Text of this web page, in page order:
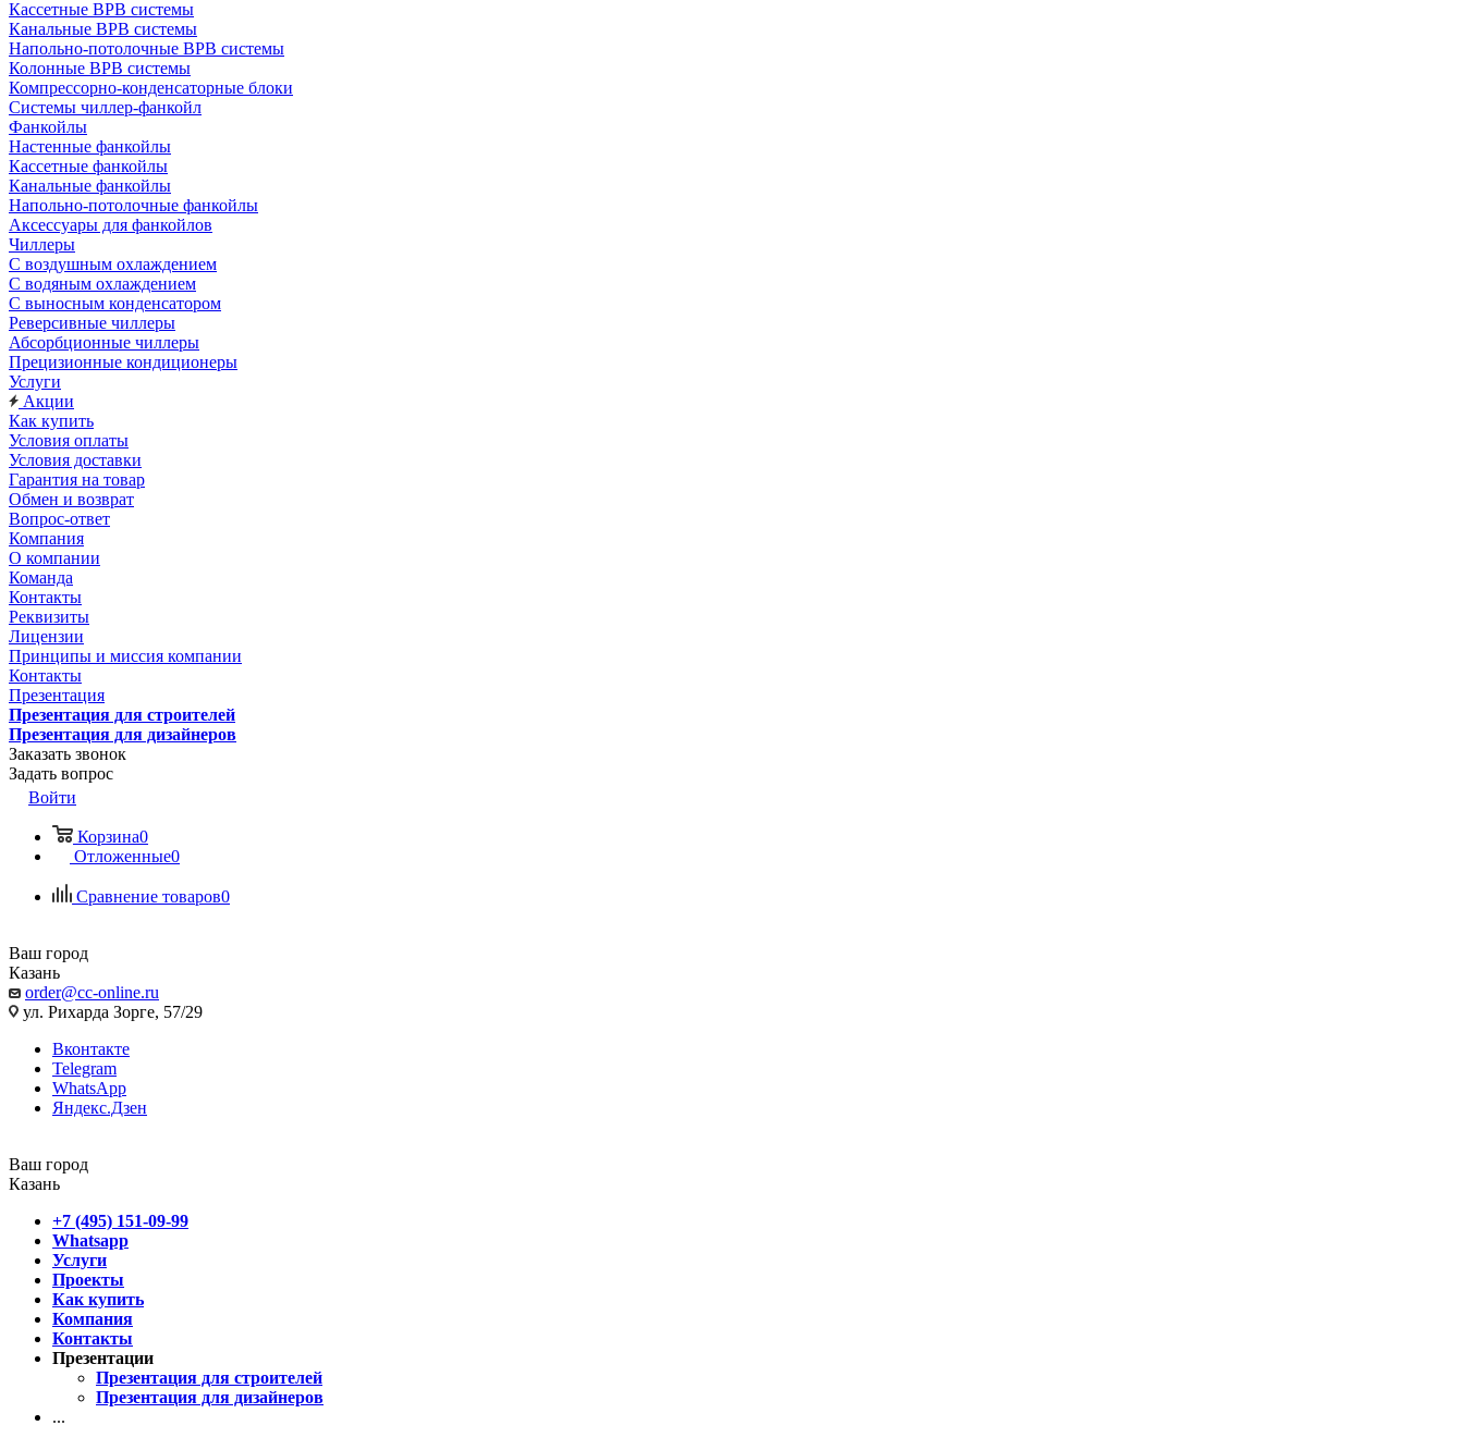
Кассетные ВРВ системы
Канальные ВРВ системы
Напольно-потолочные ВРВ системы
Колонные ВРВ системы
Компрессорно-конденсаторные блоки
Системы чиллер-фанкойл
Фанкойлы
Настенные фанкойлы
Кассетные фанкойлы
Канальные фанкойлы
Напольно-потолочные фанкойлы
Аксессуары для фанкойлов
Чиллеры
С воздушным охлаждением
С водяным охлаждением
С выносным конденсатором
Реверсивные чиллеры
Абсорбционные чиллеры
Прецизионные кондиционеры
Услуги
Акции
Как купить
Условия оплаты
Условия доставки
Гарантия на товар
Обмен и возврат
Вопрос-ответ
Компания
О компании
Команда
Контакты
Реквизиты
Лицензии
Принципы и миссия компании
Контакты
Презентация
Презентация для строителей
Презентация для дизайнеров
Заказать звонок
Задать вопрос
Войти
Корзина0
Отложенные0
Сравнение товаров0
Ваш город
Казань
order@cc-online.ru
ул. Рихарда Зорге, 57/29
Вконтакте
Telegram
WhatsApp
Яндекс.Дзен
Ваш город
Казань
+7 (495) 151-09-99
Whatsapp
Услуги
Проекты
Как купить
Компания
Контакты
Презентации
Презентация для строителей
Презентация для дизайнеров
...